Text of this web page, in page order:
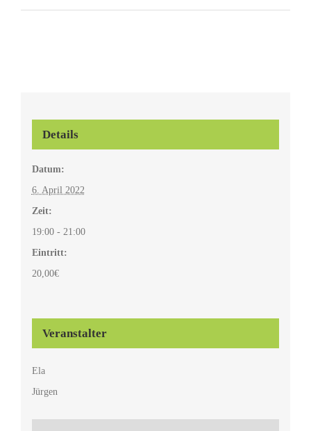
Details
Datum:
6. April 2022
Zeit:
19:00 - 21:00
Eintritt:
20,00€
Veranstalter
Ela
Jürgen